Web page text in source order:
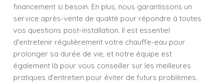
financement si besoin. En plus, nous garantissons un
service après-vente de qualité pour répondre à toutes
vos questions post-installation. Il est essentiel
d'entretenir régulièrement votre chauffe-eau pour
prolonger sa durée de vie, et notre équipe est
également là pour vous conseiller sur les meilleures
pratiques d'entretien pour éviter de futurs problèmes.